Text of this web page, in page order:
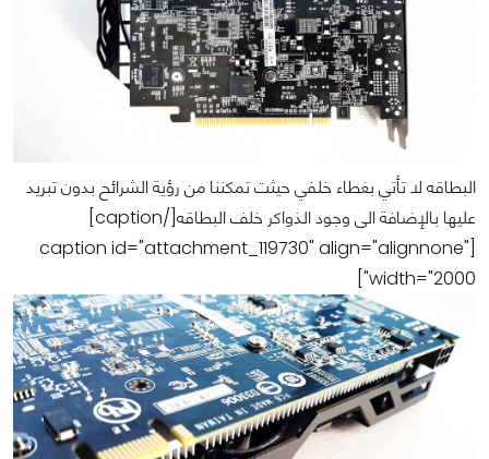
البطاقه لا تأتي بغطاء خلفي حيثت تمكننا من رؤية الشرائح بدون تبريد
[caption id="attachment_119730" align="alignnone"
width="2000"]